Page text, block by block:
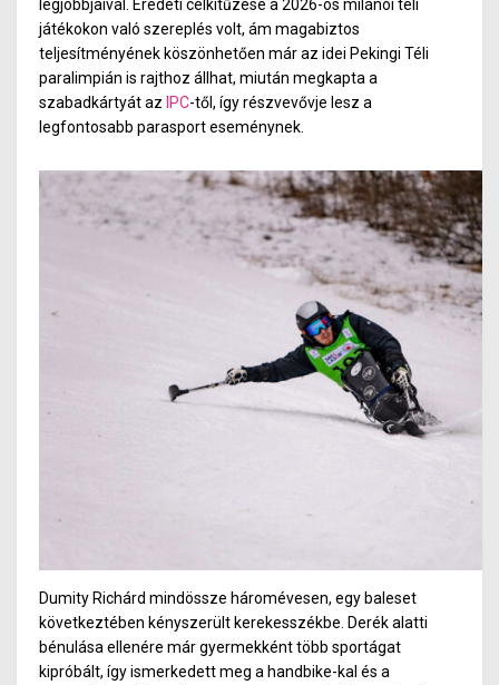
legjobbjaival. Eredeti célkitűzése a 2026-os milánói téli
játékokon való szereplés volt, ám magabiztos
teljesítményének köszönhetően már az idei Pekingi Téli
paralimpián is rajthoz állhat, miután megkapta a
szabadkártyát az IPC-től, így részvevővje lesz a
legfontosabb parasport eseménynek.
Dumity Richárd mindössze háromévesen, egy baleset
következtében kényszerült kerekesszékbe. Derék alatti
bénulása ellenére már gyermekként több sportágat
kipróbált, így ismerkedett meg a handbike-kal és a